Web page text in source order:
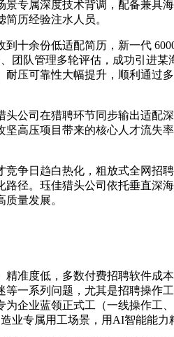
专属深度技术背调，配备兼具
历经验注水人员。
十余份低适配简历，新一代
团队管理多轮评估，成功引进
压可靠性大幅提升，顺利通过
公司在猎聘环节同步输出适配
高压项目带来的核心人才流失
争日趋白热化，粗放式全网招
径。珏佳猎头公司依托垂直深
量发展。
准度低，多数付费招聘软件成
一系列问题，尤其是招聘操作
企业蓝领正式工（一线操作工
专属用工场景，用AI智能能力